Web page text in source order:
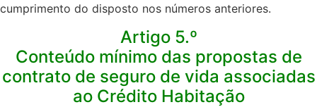
cumprimento do disposto nos números anteriores.​
Artigo 5.º
Conteúdo mínimo das propostas de
contrato de seguro de vida associadas
ao Crédito Habitação